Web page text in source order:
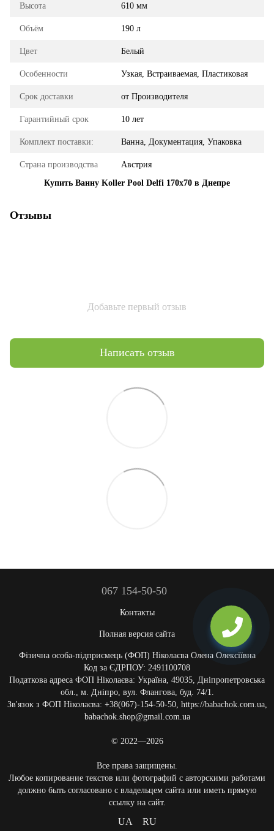
Высота 610 мм
Объём 190 л
Цвет Белый
Особенности Узкая, Встраиваемая, Пластиковая
Срок доставки от Производителя
Гарантийный срок 10 лет
Комплект поставки: Ванна, Документация, Упаковка
Страна производства
Австрия
Купить Ванну Koller Pool Delfi 170x70 в Днепре
Отзывы
Добавьте первый отзыв
Написать отзыв
067 154-50-50
Контакты
Полная версия сайта
Фізична особа-підприємець (ФОП) Ніколаєва Олена Олексіївна
Код за ЄДРПОУ: 2491100708
Податкова адреса ФОП Ніколаєва: Україна, 49035, Дніпропетровська
обл., м. Дніпро, вул. Флангова, буд. 74/1.
Зв'язок з ФОП Ніколаєва: +38(067)-154-50-50, https://babachok.com.ua,
babachok.shop@gmail.com.ua
© 2022—2026
Все права защищены.
Любое копирование текстов или фотографий с авторскими работами
должно быть согласовано с владельцем сайта или иметь прямую
ссылку на сайт.
UA RU